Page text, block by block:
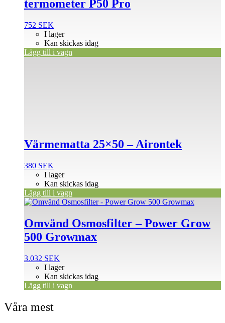
termometer P50 Pro
752 SEK
I lager
Kan skickas idag
Lägg till i vagn
Värmematta 25×50 – Airontek
380 SEK
I lager
Kan skickas idag
Lägg till i vagn
Omvänd Osmosfilter – Power Grow
500 Growmax
3.032 SEK
I lager
Kan skickas idag
Lägg till i vagn
Våra mest